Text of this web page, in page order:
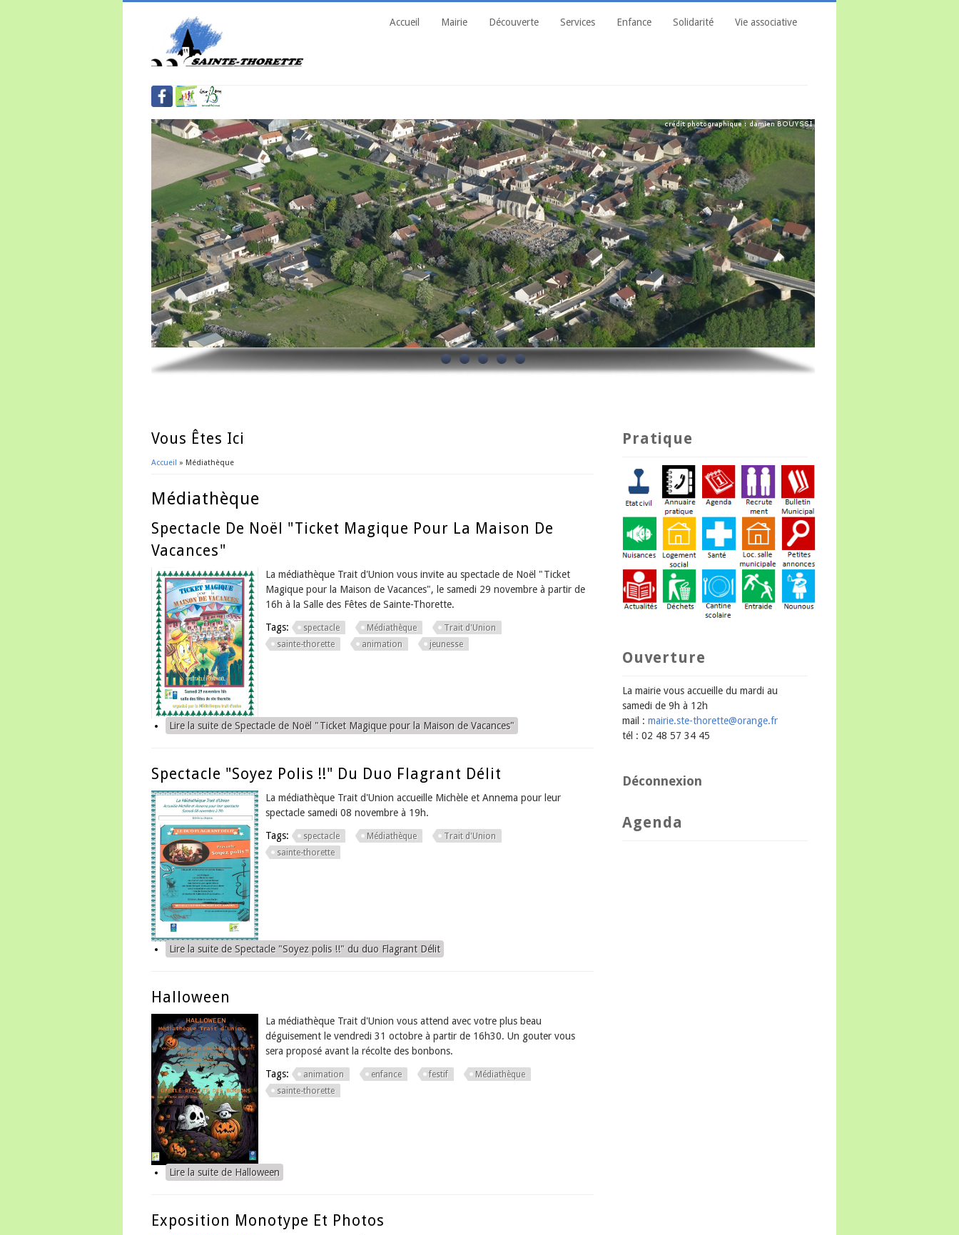
Accueil Mairie Découverte Services Enfance Solidarité Vie associative
Vous Êtes Ici
Accueil » Médiathèque
Médiathèque
Spectacle De Noël "Ticket Magique Pour La Maison De
Vacances"
La médiathèque Trait d'Union vous invite au spectacle de Noël "Ticket
Magique pour la Maison de Vacances", le samedi 29 novembre à partir de
16h à la Salle des Fêtes de Sainte-Thorette.
Tags: spectacle Médiathèque
Trait d'Union
sainte-thorette
animation jeunesse
Lire la suitede Spectacle de Noël "Ticket Magique pour la Maison de Vacances"
Spectacle "Soyez Polis !!" Du Duo Flagrant Délit
La médiathèque Trait d'Union accueille Michèle et Annema pour leur
spectacle samedi 08 novembre à 19h.
Tags: spectacle Médiathèque
Trait d'Union
sainte-thorette
Lire la suitede Spectacle "Soyez polis !!" du duo Flagrant Délit
Halloween
La médiathèque Trait d'Union vous attend avec votre plus beau
déguisement le vendredi 31 octobre à partir de 16h30. Un gouter vous
sera proposé avant la récolte des bonbons.
Tags: animation enfance festif
Médiathèque
sainte-thorette
Lire la suitede Halloween
Exposition Monotype Et Photos
Pratique
Ouverture
La mairie vous accueille du mardi au
samedi de 9h à 12h
mail : mairie.ste-thorette@orange.fr
tél : 02 48 57 34 45
Déconnexion
Agenda